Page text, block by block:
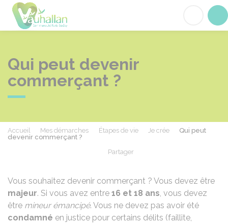
Qui peut devenir
commerçant ?
Accueil Mes démarches Étapes de vie Je crée
Qui peut
devenir commerçant ?
Partager
Vous souhaitez devenir commerçant ? Vous devez être
majeur. Si vous avez entre 16 et 18 ans, vous devez
être mineur émancipé. Vous ne devez pas avoir été
condamné en justice pour certains délits (faillite,